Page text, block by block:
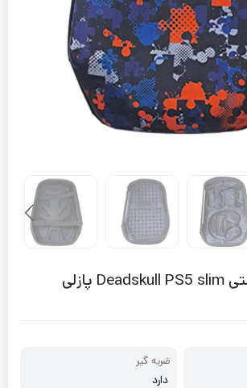
کیف کوله پشتی Deadskull PS5 slim پازلی
ضربه گیر
دارد